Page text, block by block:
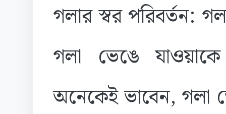
গলার স্বর পরিবর্তন:
গলা ভেঙে
অনেকেই ভাবেন, গলা